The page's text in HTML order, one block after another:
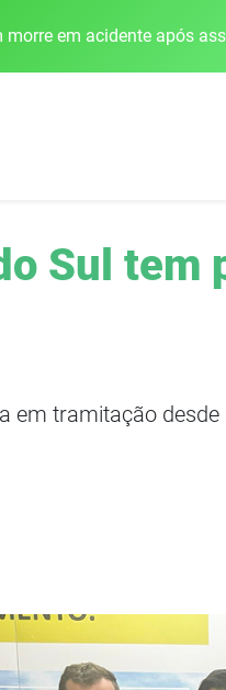
em acidente após
Sul tem
em tramitação